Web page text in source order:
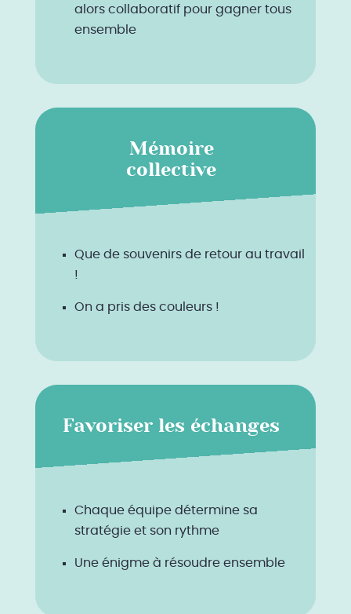
alors collaboratif pour gagner tous
ensemble
Mémoire
collective
Que de souvenirs de retour au travail
!
On a pris des couleurs !
Favoriser les échanges
Chaque équipe détermine sa
stratégie et son rythme
Une énigme à résoudre ensemble